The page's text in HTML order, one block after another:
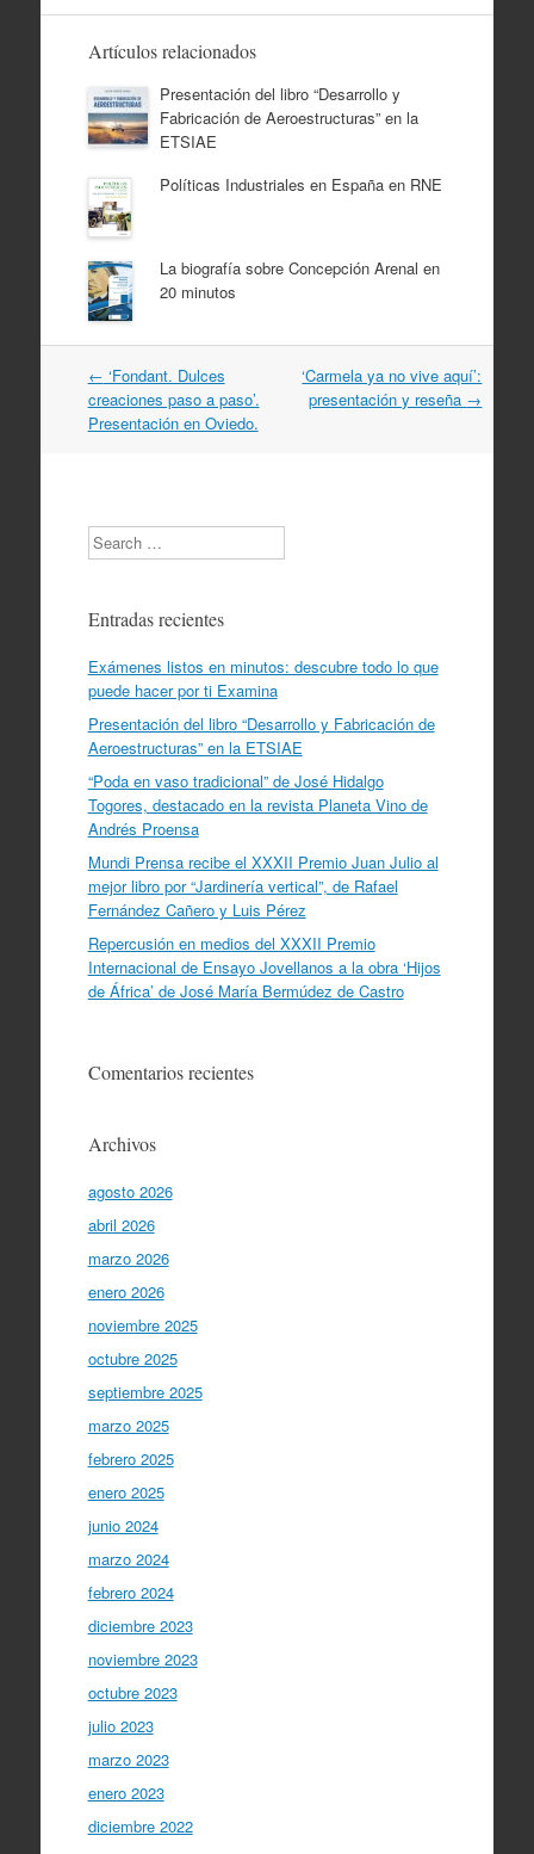
Artículos relacionados
Presentación del libro “Desarrollo y
Fabricación de Aeroestructuras” en la
ETSIAE
Políticas Industriales en España en RNE
La biografía sobre Concepción Arenal en
20 minutos
Navegación
por
artículos
← ‘Fondant. Dulces
creaciones paso a paso’.
Presentación en Oviedo.
‘Carmela ya no vive aquí’:
presentación y reseña →
Search
Entradas recientes
Exámenes listos en minutos: descubre todo lo que
puede hacer por ti Examina
Presentación del libro “Desarrollo y Fabricación de
Aeroestructuras” en la ETSIAE
“Poda en vaso tradicional” de José Hidalgo
Togores, destacado en la revista Planeta Vino de
Andrés Proensa
Mundi Prensa recibe el XXXII Premio Juan Julio al
mejor libro por “Jardinería vertical”, de Rafael
Fernández Cañero y Luis Pérez
Repercusión en medios del XXXII Premio
Internacional de Ensayo Jovellanos a la obra ‘Hijos
de África’ de José María Bermúdez de Castro
Comentarios recientes
Archivos
agosto 2026
abril 2026
marzo 2026
enero 2026
noviembre 2025
octubre 2025
septiembre 2025
marzo 2025
febrero 2025
enero 2025
junio 2024
marzo 2024
febrero 2024
diciembre 2023
noviembre 2023
octubre 2023
julio 2023
marzo 2023
enero 2023
diciembre 2022